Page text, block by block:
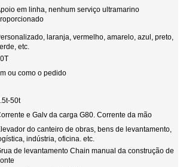
em linha, nenhum serviço ultramarino
laranja, vermelho, amarelo, azul, preto,
etc.
ou como o pedido
50t
e Galv da carga G80. Corrente da mão
do canteiro de obras, bens de levantamento,
indústria, oficina. etc.
de levantamento Chain manual da construção de